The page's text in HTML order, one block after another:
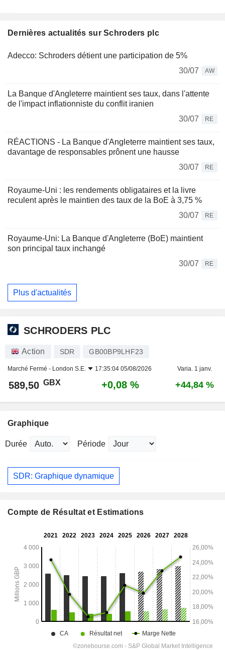
Dernières actualités sur Schroders plc
Adecco: Schroders détient une participation de 5%
30/07
AW
La Banque d'Angleterre maintient ses taux, dans l'attente
de l'impact inflationniste du conflit iranien
30/07
RE
RÉACTIONS - La Banque d'Angleterre maintient ses taux,
davantage de responsables prônent une hausse
30/07
RE
Royaume-Uni : les rendements obligataires et la livre
reculent après le maintien des taux de la BoE à 3,75 %
30/07
RE
Royaume-Uni: La Banque d'Angleterre (BoE) maintient
son principal taux inchangé
30/07
RE
Plus d'actualités
SCHRODERS PLC
Action SDR GB00BP9LHF23
Marché Fermé - London S.E. 17:35:04 05/08/2026 Varia. 1 janv.
589,50 GBX +0,08 % +44,84 %
Graphique
Durée Période
SDR: Graphique dynamique
Compte de Résultat et Estimations